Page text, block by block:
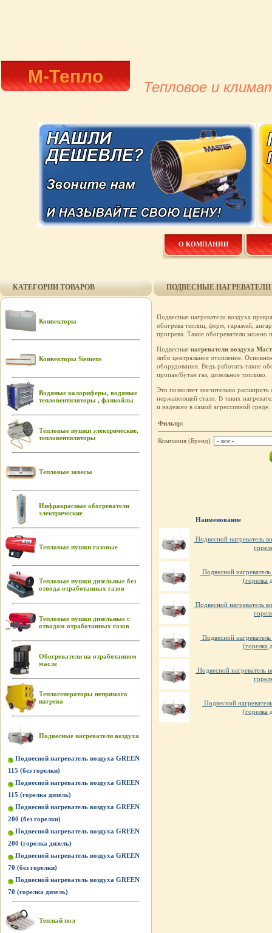
М-Тепло
Тепловое и
О КОМПАНИИ
КАТЕГОРИИ ТОВАРОВ
Конвекторы
Конвекторы Siemens
Водяные калориферы, водяные
тепловентиляторы , фанкойлы
Тепловые пушки электрические,
тепловентиляторы
Тепловые завесы
Инфракрасные обогреватели
электрические
Тепловые пушки газовые
Тепловые пушки дизельные без
отвода отработанных газов
Тепловые пушки дизельные с
отводом отработанных газов
Обогреватели на отработанном
масле
Теплогенераторы непрямого
нагрева
Подвесные нагреватели воздуха
Подвесной нагреватель воздуха GREEN
115 (без горелки)
Подвесной нагреватель воздуха GREEN
115 (горелка дизель)
Подвесной нагреватель воздуха GREEN
200 (без горелки)
Подвесной нагреватель воздуха GREEN
200 (горелка дизель)
Подвесной нагреватель воздуха GREEN
70 (без горелки)
Подвесной нагреватель воздуха GREEN
70 (горелка дизель)
Теплый пол
ПОДВЕСНЫЕ НАГРЕВАТЕЛИ
Подвесные нагреватели воздуха
обогрева теплиц, ферм, гаражей,
прогрева. Такие обогреватели можно
Подвесные нагреватели воздуха
либо центральное отопление.
оборудования. Ведь работать такие
пропан/бутан газ, дизельное топливо.
Это позволяет значительно
нержавеющей стали. В таких
и надежно в самой агрессивной среде.
Фильтр:
Компания (Бренд)
Наименование
Подвесной нагреватель
Подвесной
(горелка
Подвесной нагреватель
Подвесной
(горелка
Подвесной нагреватель
Подвесной
(горелка